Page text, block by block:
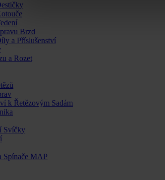
Brzd
a Příslušenství
a Rozet
k Řetězovým Sadám
Svíčky
Spínače MAP